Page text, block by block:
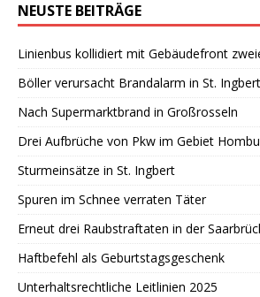
NEUSTE BEITRÄGE
Linienbus kollidiert mit Gebäudefront
Böller verursacht Brandalarm in St.
Nach Supermarktbrand in Großrosseln
Drei Aufbrüche von Pkw im Gebiet
Sturmeinsätze in St. Ingbert
Spuren im Schnee verraten Täter
Erneut drei Raubstraftaten in der
Haftbefehl als Geburtstagsgeschenk
Unterhaltsrechtliche Leitlinien 2025